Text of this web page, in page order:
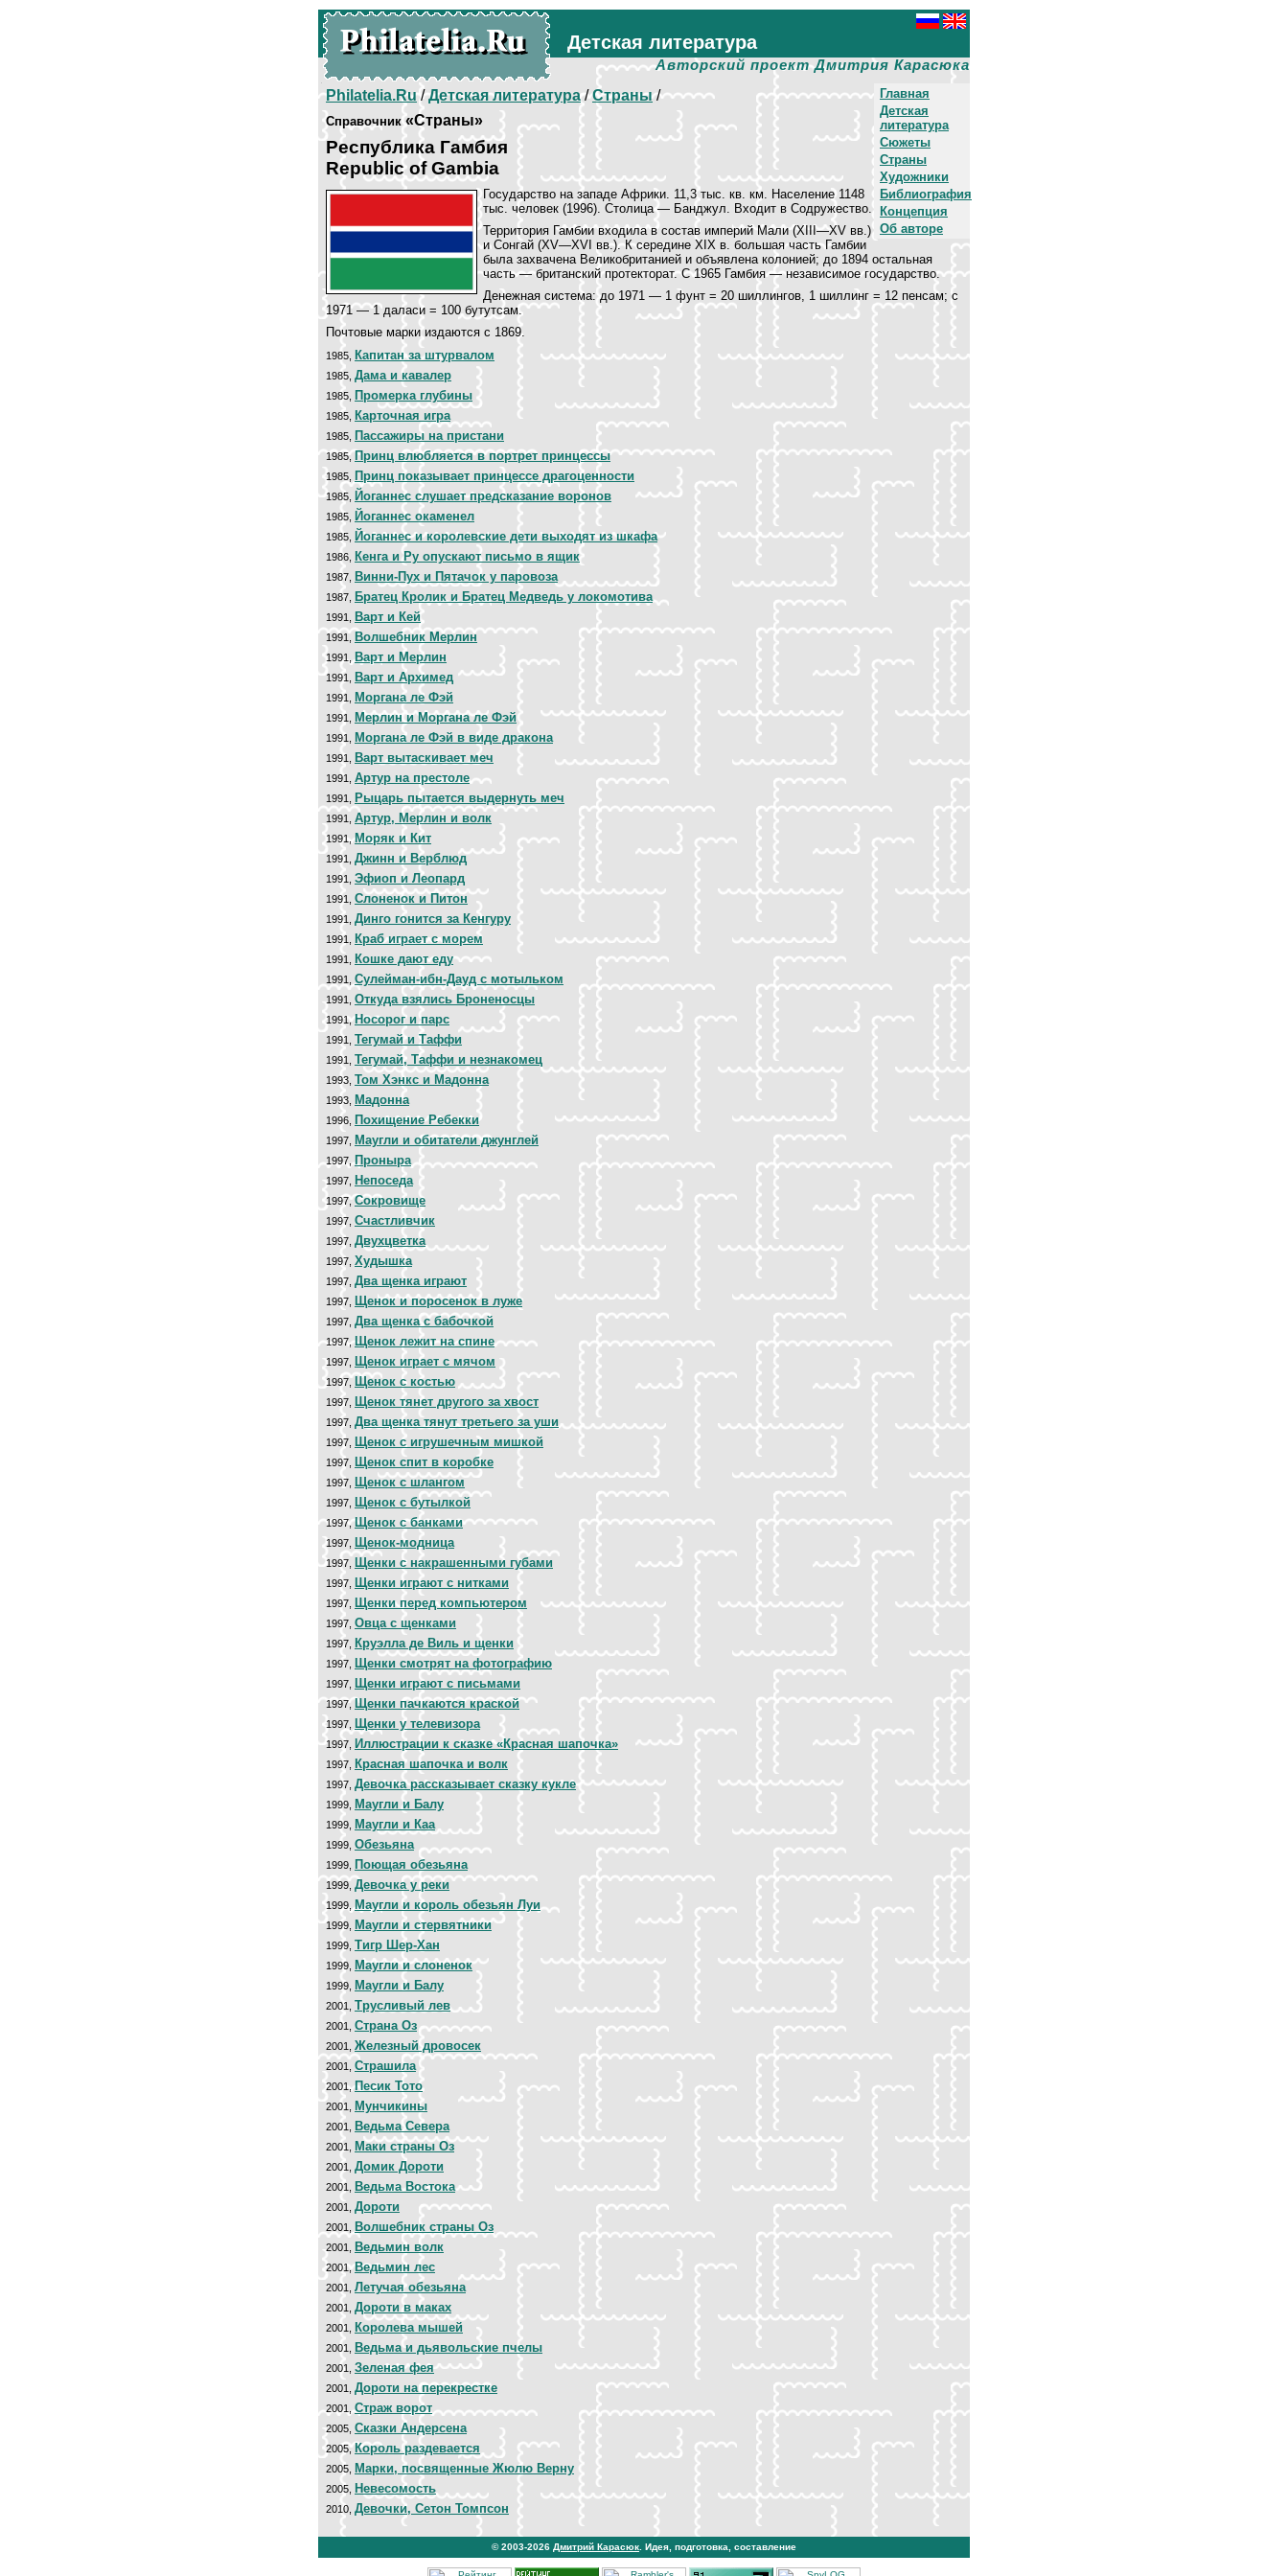
Детская литература
Авторский проект Дмитрия Карасюка
Главная
Детская
литература
Сюжеты
Страны
Художники
Библиография
Концепция
Об авторе
Philatelia.Ru/Детская литература/Страны/
Справочник«Страны»
Республика Гамбия
Republic of Gambia
Государство на западе Африки. 11,3 тыс. кв. км. Население 1148
тыс. человек (1996). Столица — Банджул. Входит в Содружество.
Территория Гамбии входила в состав империй Мали (XIII—XV вв.)
и Сонгай (XV—XVI вв.). К середине XIX в. большая часть Гамбии
была захвачена Великобританией и объявлена колонией; до 1894 остальная
часть — британский протекторат. С 1965 Гамбия — независимое государство.
Денежная система: до 1971 — 1 фунт = 20 шиллингов, 1 шиллинг = 12 пенсам; с
1971 — 1 даласи = 100 бутутсам.
Почтовые марки издаются с 1869.
1985, Капитан за штурвалом
1985, Дама и кавалер
1985, Промерка глубины
1985, Карточная игра
1985, Пассажиры на пристани
1985, Принц влюбляется в портрет принцессы
1985, Принц показывает принцессе драгоценности
1985, Йоганнес слушает предсказание воронов
1985, Йоганнес окаменел
1985, Йоганнес и королевские дети выходят из шкафа
1986, Кенга и Ру опускают письмо в ящик
1987, Винни-Пух и Пятачок у паровоза
1987, Братец Кролик и Братец Медведь у локомотива
1991, Варт и Кей
1991, Волшебник Мерлин
1991, Варт и Мерлин
1991, Варт и Архимед
1991, Моргана ле Фэй
1991, Мерлин и Моргана ле Фэй
1991, Моргана ле Фэй в виде дракона
1991, Варт вытаскивает меч
1991, Артур на престоле
1991, Рыцарь пытается выдернуть меч
1991, Артур, Мерлин и волк
1991,Моряк и Кит
1991, Джинн и Верблюд
1991, Эфиоп и Леопард
1991, Слоненок и Питон
1991, Динго гонится за Кенгуру
1991, Краб играет с морем
1991, Кошке дают еду
1991, Сулейман-ибн-Дауд с мотыльком
1991, Откуда взялись Броненосцы
1991,Носорог и парс
1991, Тегумай и Таффи
1991, Тегумай, Таффи и незнакомец
1993, Том Хэнкс и Мадонна
1993, Мадонна
1996, Похищение Ребекки
1997, Маугли и обитатели джунглей
1997,Проныра
1997, Непоседа
1997,Сокровище
1997, Счастливчик
1997, Двухцветка
1997, Худышка
1997, Два щенка играют
1997, Щенок и поросенок в луже
1997, Два щенка с бабочкой
1997,Щенок лежит на спине
1997, Щенок играет с мячом
1997, Щенок с костью
1997, Щенок тянет другого за хвост
1997, Два щенка тянут третьего за уши
1997, Щенок с игрушечным мишкой
1997, Щенок спит в коробке
1997, Щенок с шлангом
1997, Щенок с бутылкой
1997,Щенок с банками
1997, Щенок-модница
1997, Щенки с накрашенными губами
1997, Щенки играют с нитками
1997, Щенки перед компьютером
1997, Овца с щенками
1997, Круэлла де Виль и щенки
1997, Щенки смотрят на фотографию
1997, Щенки играют с письмами
1997, Щенки пачкаются краской
1997, Щенки у телевизора
1997, Иллюстрации к сказке «Красная шапочка»
1997, Красная шапочка и волк
1997, Девочка рассказывает сказку кукле
1999, Маугли и Балу
1999, Маугли и Каа
1999, Обезьяна
1999, Поющая обезьяна
1999, Девочка у реки
1999, Маугли и король обезьян Луи
1999, Маугли и стервятники
1999, Тигр Шер-Хан
1999, Маугли и слоненок
1999, Маугли и Балу
2001, Трусливый лев
2001, Страна Оз
2001, Железный дровосек
2001, Страшила
2001,Песик Тото
2001, Мунчикины
2001, Ведьма Севера
2001, Маки страны Оз
2001, Домик Дороти
2001, Ведьма Востока
2001, Дороти
2001, Волшебник страны Оз
2001, Ведьмин волк
2001,Ведьмин лес
2001, Летучая обезьяна
2001, Дороти в маках
2001, Королева мышей
2001, Ведьма и дьявольские пчелы
2001, Зеленая фея
2001, Дороти на перекрестке
2001,Страж ворот
2005, Сказки Андерсена
2005, Король раздевается
2005, Марки, посвященные Жюлю Верну
2005, Невесомость
2010, Девочки, Сетон Томпсон
© 2003-2026 Дмитрий Карасюк . Идея, подготовка, составление